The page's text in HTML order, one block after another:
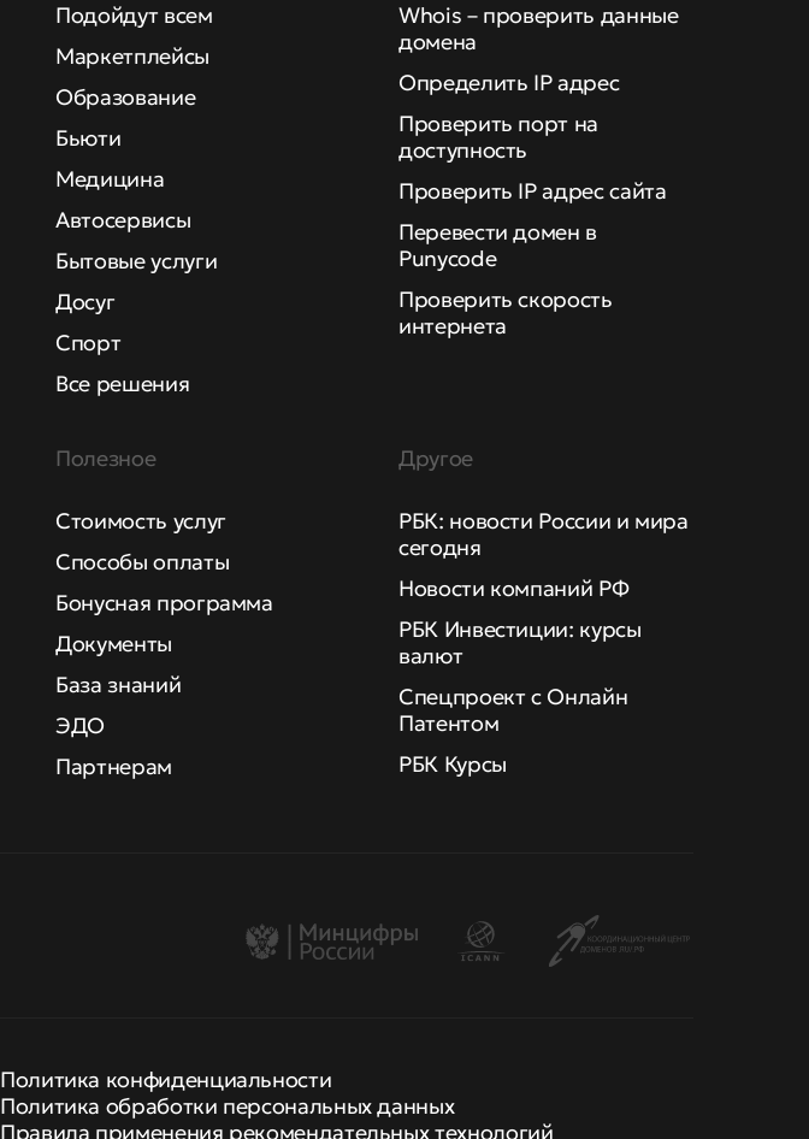
Подойдут всем
Маркетплейсы
Образование
Бьюти
Медицина
Автосервисы
Бытовые услуги
Досуг
Спорт
Все решения
Whois – проверить данные
домена
Определить IP адрес
Проверить порт на
доступность
Проверить IP адрес сайта
Перевести домен в
Punycode
Проверить скорость
интернета
Полезное
Стоимость услуг
Способы оплаты
Бонусная программа
Документы
База знаний
ЭДО
Партнерам
Другое
РБК: новости России и мира
сегодня
Новости компаний РФ
РБК Инвестиции: курсы
валют
Спецпроект с Онлайн
Патентом
РБК Курсы
Политика конфиденциальности
Политика обработки персональных данных
Правила применения рекомендательных технологий